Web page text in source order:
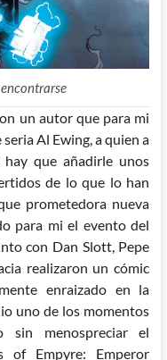
un autor que para mi
Al Ewing, a quien a
que añadirle unos
de lo que lo han
prometedora nueva
para mi el evento del
con Dan Slott, Pepe
realizaron un cómic
enraizado en la
uno de los momentos
sin menospreciar el
of Empyre: Emperor